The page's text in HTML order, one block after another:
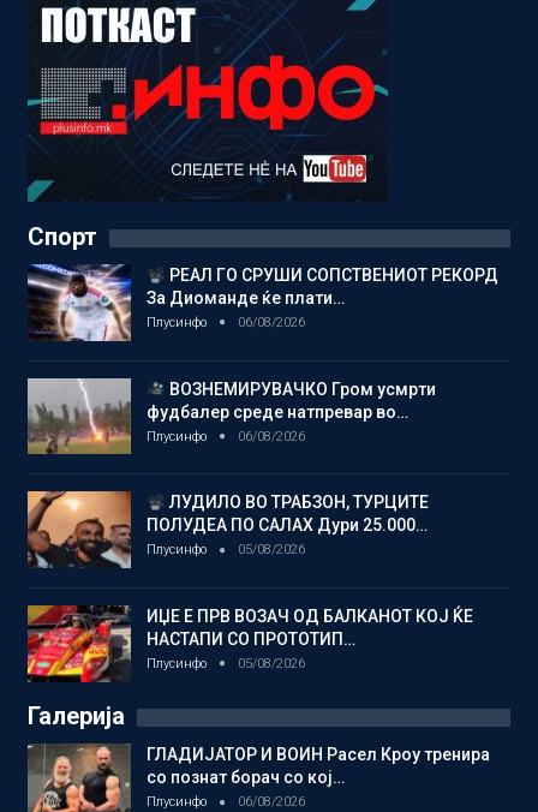
Спорт
РЕАЛ ГО СРУШИ СОПСТВЕНИОТ РЕКОРД
За Диоманде ќе плати…
Плусинфо 06/08/2026
ВОЗНЕМИРУВАЧКО Гром усмрти
фудбалер среде натпревар во…
Плусинфо 06/08/2026
ЛУДИЛО ВО ТРАБЗОН, ТУРЦИТЕ
ПОЛУДЕА ПО САЛАХ Дури 25.000…
Плусинфо 05/08/2026
ИЏЕ Е ПРВ ВОЗАЧ ОД БАЛКАНОТ КОЈ ЌЕ
НАСТАПИ СО ПРОТОТИП…
Плусинфо 05/08/2026
Галерија
ГЛАДИЈАТОР И ВОИН Расел Кроу тренира
со познат борач со кој…
Плусинфо 06/08/2026